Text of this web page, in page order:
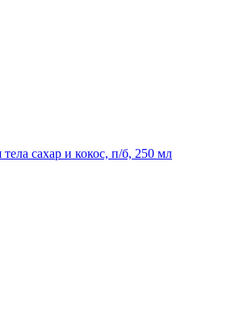
сахар и кокос, п/б, 250 мл